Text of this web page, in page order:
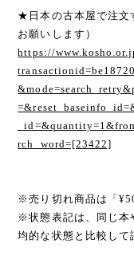
★日本の古本屋で注文
お願いします）
https://
rch_word=[23422]
※売り切れ商品は「
※状態表記は、同じ本
均的な状態と比較して